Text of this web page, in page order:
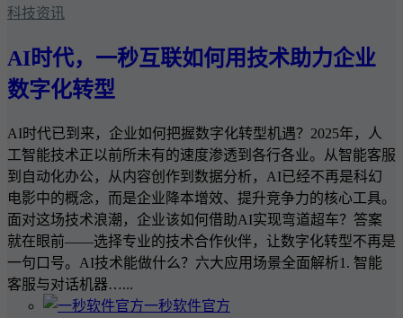
科技资讯
AI时代，一秒互联如何用技术助力企业
数字化转型
AI时代已到来，企业如何把握数字化转型机遇？2025年，人
工智能技术正以前所未有的速度渗透到各行各业。从智能客服
到自动化办公，从内容创作到数据分析，AI已经不再是科幻
电影中的概念，而是企业降本增效、提升竞争力的核心工具。
面对这场技术浪潮，企业该如何借助AI实现弯道超车？答案
就在眼前——选择专业的技术合作伙伴，让数字化转型不再是
一句口号。AI技术能做什么？六大应用场景全面解析1. 智能
客服与对话机器…...
一秒软件官方